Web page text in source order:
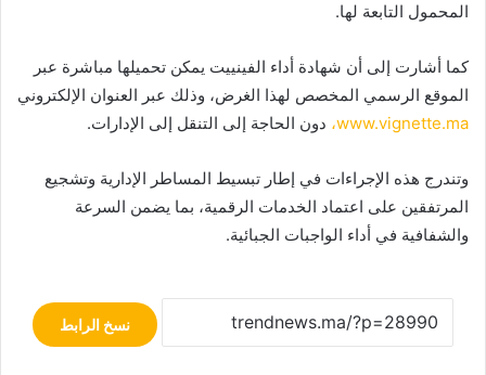
المحمول التابعة لها.
كما أشارت إلى أن شهادة أداء الفينييت يمكن تحميلها مباشرة عبر
الموقع الرسمي المخصص لهذا الغرض، وذلك عبر العنوان الإلكتروني
www.vignette.ma، دون الحاجة إلى التنقل إلى الإدارات.
وتندرج هذه الإجراءات في إطار تبسيط المساطر الإدارية وتشجيع
المرتفقين على اعتماد الخدمات الرقمية، بما يضمن السرعة
والشفافية في أداء الواجبات الجبائية.
نسخ الرابط